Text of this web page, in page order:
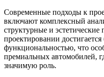
Современные подходы к
включают комплексный
структурные и
проектировании
функциональностью, что
премиальных автомобилей,
значимую роль.